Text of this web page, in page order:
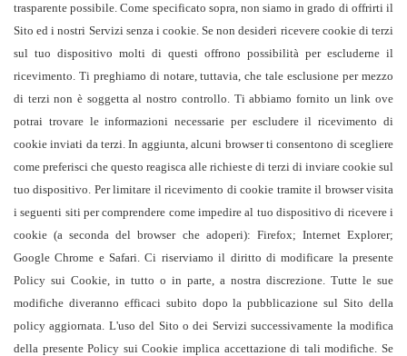
trasparente possibile. Come specificato sopra, non siamo in grado di offrirti il
Sito ed i nostri Servizi senza i cookie. Se non desideri ricevere cookie di terzi
sul tuo dispositivo molti di questi offrono possibilità per escluderne il
ricevimento. Ti preghiamo di notare, tuttavia, che tale esclusione per mezzo
di terzi non è soggetta al nostro controllo. Ti abbiamo fornito un link ove
potrai trovare le informazioni necessarie per escludere il ricevimento di
cookie inviati da terzi. In aggiunta, alcuni browser ti consentono di scegliere
come preferisci che questo reagisca alle richieste di terzi di inviare cookie sul
tuo dispositivo. Per limitare il ricevimento di cookie tramite il browser visita
i seguenti siti per comprendere come impedire al tuo dispositivo di ricevere i
cookie (a seconda del browser che adoperi): Firefox; Internet Explorer;
Google Chrome eSafari. Ci riserviamo il diritto di modificare la presente
Policy sui Cookie, in tutto o in parte, a nostra discrezione. Tutte le sue
modifiche diveranno efficaci subito dopo la pubblicazione sul Sito della
policy aggiornata. L'uso del Sito o dei Servizi successivamente la modifica
della presente Policy sui Cookie implica accettazione di tali modifiche. Se